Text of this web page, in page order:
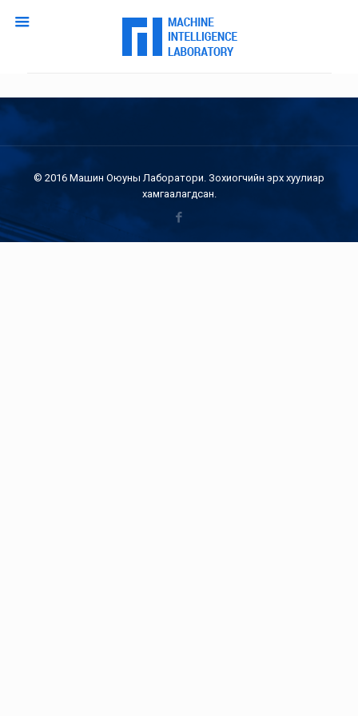
© 2016 Машин Оюуны Лаборатори. Зохиогчийн эрх хуулиар
хамгаалагдсан.